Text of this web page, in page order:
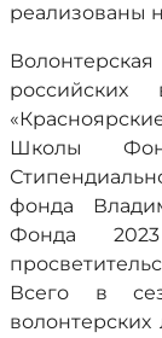
реализованы
Школы
фонда
Фонда
Всего в